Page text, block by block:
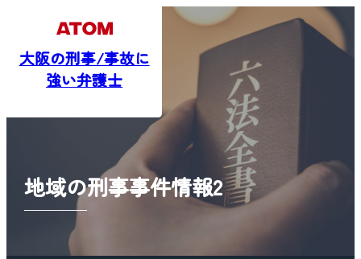
大阪の刑事/事故に
地域の刑事事件情報2